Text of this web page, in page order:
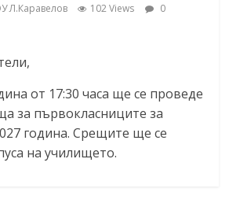
Л.Каравелов 102 Views
0
от 17:30 часа ще се проведе
за първокласниците за
година. Срещите ще се
на училището.